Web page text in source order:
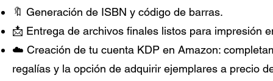
🔖 Generación de ISBN y código de barras.
📩 Entrega de archivos finales listos para impresión
☁️ Creación de tu cuenta KDP en Amazon:
regalías y la opción de adquirir ejemplares a precio